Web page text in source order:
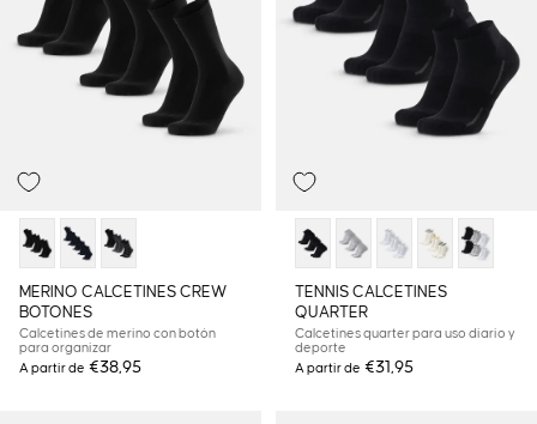
MERINO CALCETINES CREW
BOTONES
Calcetines de merino con botón
para organizar
A partir de €38,95
TENNIS CALCETINES
QUARTER
Calcetines quarter para uso diario y
deporte
A partir de €31,95